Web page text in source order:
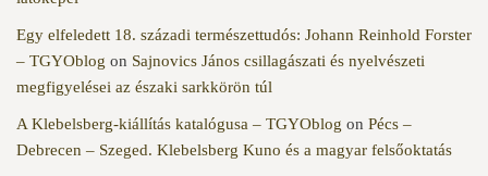
Egy elfeledett 18. századi természettudós: Johann Reinhold Forster
– TGYOblog on Sajnovics János csillagászati és nyelvészeti
megfigyelései az északi sarkkörön túl
A Klebelsberg-kiállítás katalógusa – TGYOblog on Pécs –
Debrecen – Szeged. Klebelsberg Kuno és a magyar felsőoktatás